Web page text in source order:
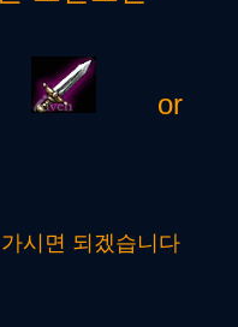
or
시면 되겠습니다